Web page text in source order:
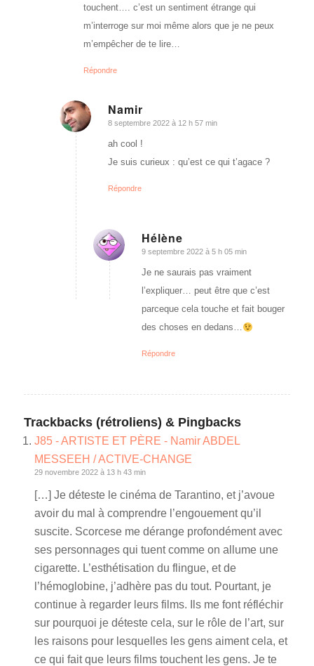
touchent…. c’est un sentiment étrange qui
m’interroge sur moi même alors que je ne peux
m’empêcher de te lire…
Répondre
Namir
dit
8 septembre 2022 à 12 h 57 min
ah cool !
Je suis curieux : qu’est ce qui t’agace ?
Répondre
Hélène
dit
9 septembre 2022 à 5 h 05 min
Je ne saurais pas vraiment
l’expliquer… peut être que c’est
parceque cela touche et fait bouger
des choses en dedans…
Répondre
Trackbacks (rétroliens) & Pingbacks
J85 - ARTISTE ET PÈRE - Namir ABDEL
MESSEEH / ACTIVE-CHANGE
29 novembre 2022 à 13 h 43 min
[…] Je déteste le cinéma de Tarantino, et j’avoue
avoir du mal à comprendre l’engouement qu’il
suscite. Scorcese me dérange profondément avec
ses personnages qui tuent comme on allume une
cigarette. L’esthétisation du flingue, et de
l’hémoglobine, j’adhère pas du tout. Pourtant, je
continue à regarder leurs films. Ils me font réfléchir
sur pourquoi je déteste cela, sur le rôle de l’art, sur
les raisons pour lesquelles les gens aiment cela, et
ce qui fait que leurs films touchent les gens. Je te